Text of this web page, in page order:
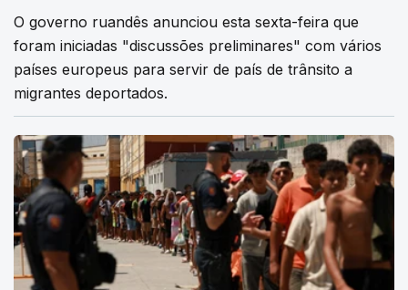
O governo ruandês anunciou esta sexta-feira que
foram iniciadas "discussões preliminares" com vários
países europeus para servir de país de trânsito a
migrantes deportados.